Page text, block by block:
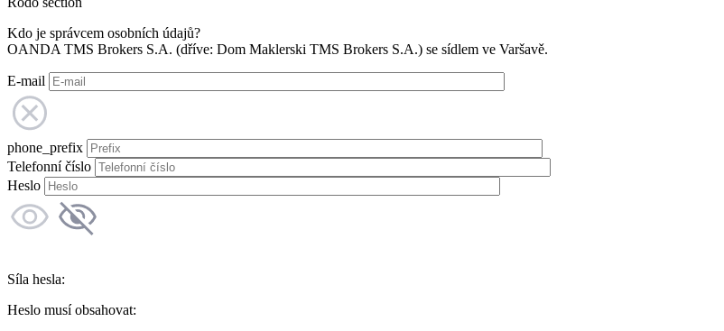
Kdo je správcem osobních údajů?
OANDA TMS Brokers S.A. (dříve: Dom Maklerski TMS Brokers S.A.) se sídlem ve Varšavě.
E-mail
phone_prefix
Telefonní číslo
Heslo
Síla hesla:
Heslo musí obsahovat: